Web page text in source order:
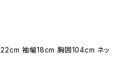
袖幅18cm 胸囲104cm ネッ